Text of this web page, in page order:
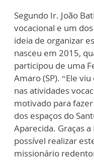
Segundo Ir. João
vocacional e um
ideia de organizar
nasceu em 2015,
participou de uma
Amaro (SP). “Ele
nas atividades
motivado para
dos espaços do
Aparecida. Graças
possível realizar
missionário